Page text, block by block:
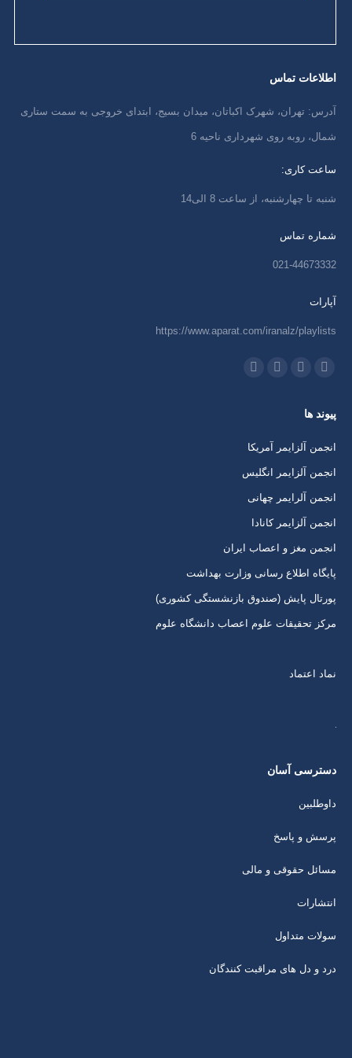
اطلاعات تماس
آدرس: تهران، شهرک اکباتان، میدان بسیج، ابتدای خروجی به سمت ستاری
شمال، روبه روی شهرداری ناحیه 6
ساعت کاری:
شنبه تا چهارشنبه، از ساعت 8 الی14
شماره تماس
021-44673332
آپارات
https://www.aparat.com/iranalz/playlists
ما را دنبال کنید در:
کردن
پنجره
جدید
پنجره
جدید
پنجره
جدید
پنجره
جدید
پیوند ها
انجمن آلزایمر آمریکا
انجمن آلزایمر انگلیس
انجمن آلرایمر چهانی
انجمن آلزایمر کانادا
انجمن مغز و اعصاب ایران
پایگاه اطلاع رسانی وزارت بهداشت
پورتال پایش (صندوق بازنشستگی کشوری)
مرکز تحقیقات علوم اعصاب دانشگاه علوم
نماد اعتماد
دسترسی آسان
داوطلبین
پرسش و پاسخ
مسائل حقوقی و مالی
انتشارات
سولات متداول
درد و دل های مراقبت کنندگان